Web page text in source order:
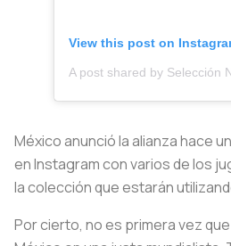
View this post on
México anunció la alianza hace
en Instagram con varios de los
la colección que estarán
Por cierto, no es primera vez